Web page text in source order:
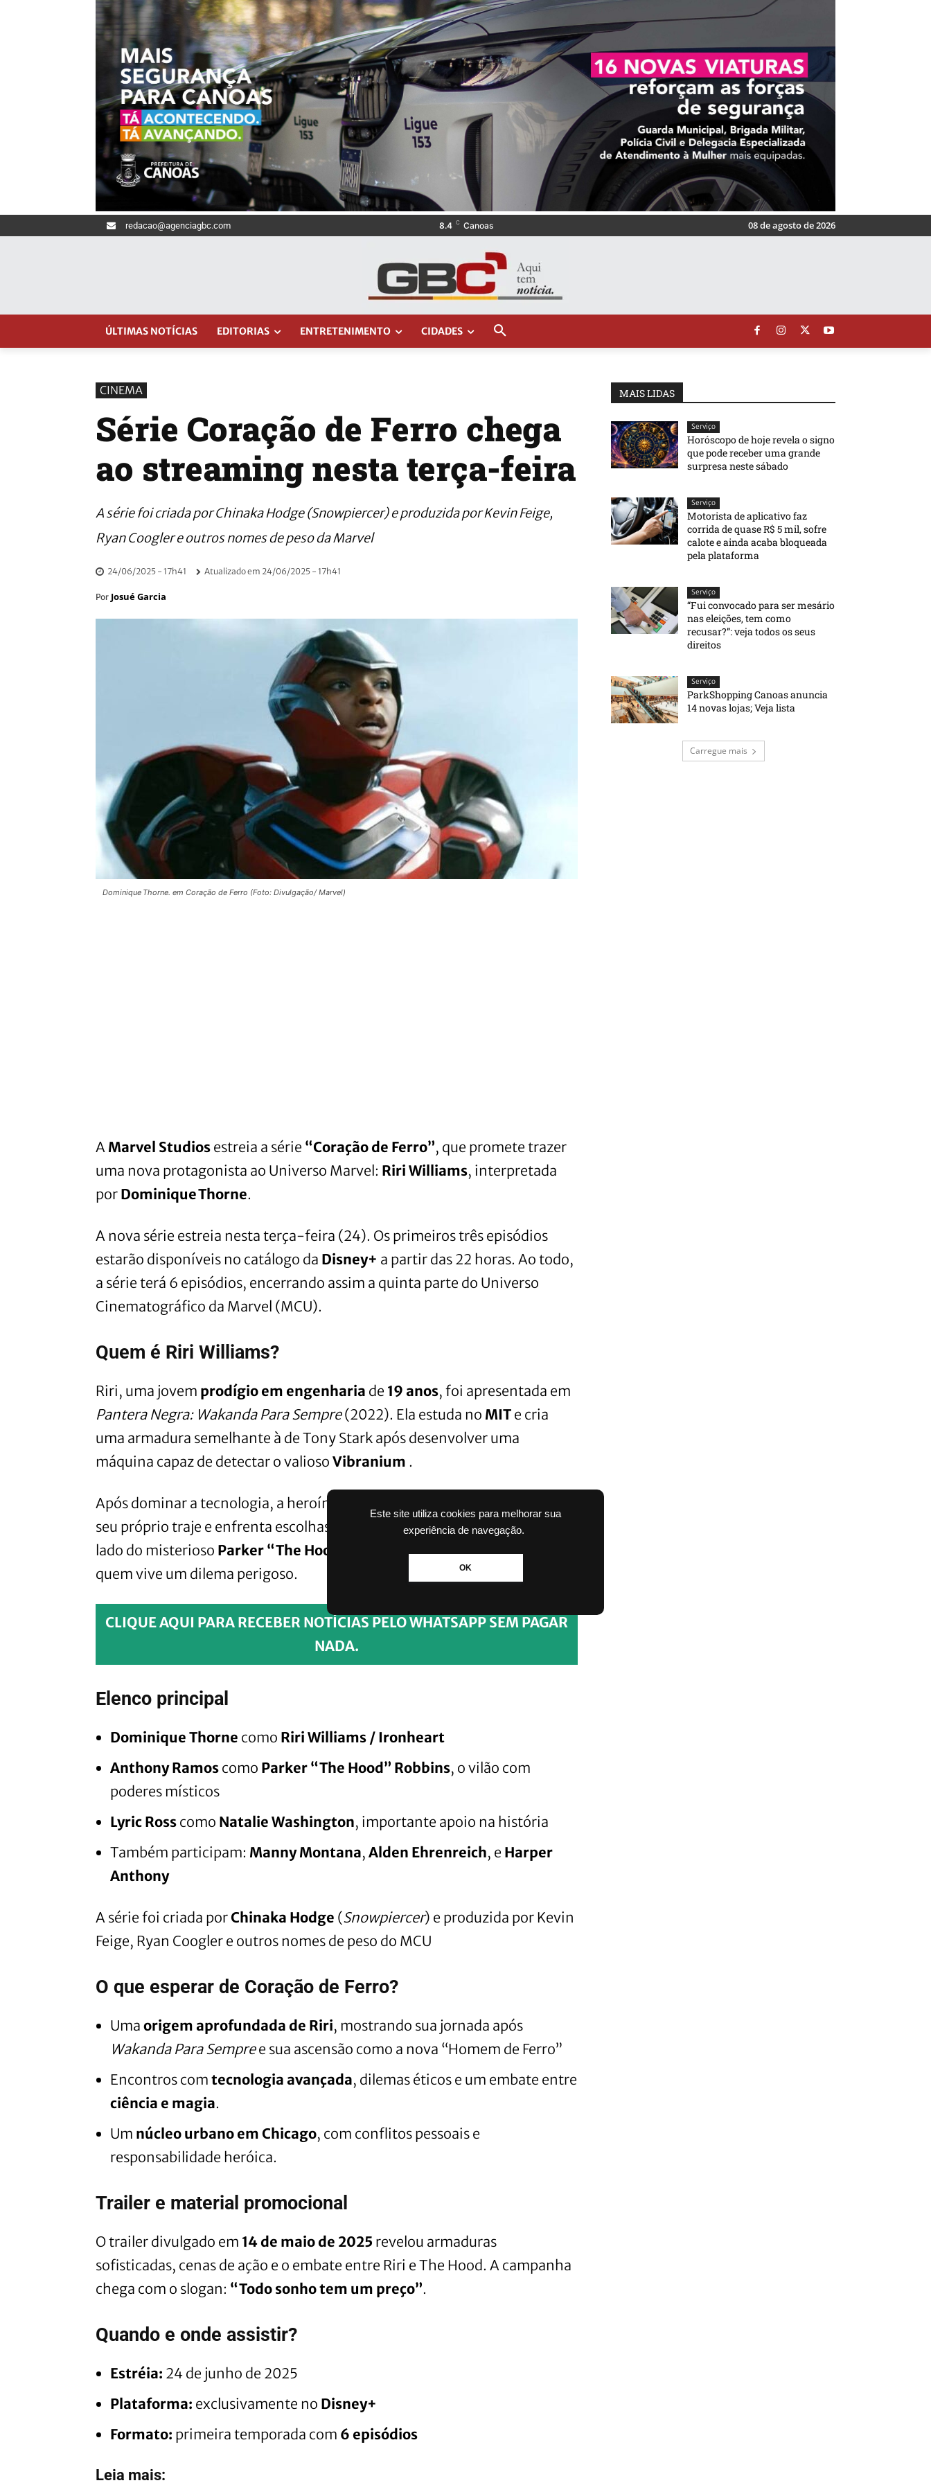
Este site utiliza cookies para melhorar sua
experiência de navegação.
OK
redacao@agenciagbc.com 8.4 C Canoas 08 de agosto de 2026
ÚLTIMAS NOTÍCIAS EDITORIAS ENTRETENIMENTO CIDADES
CINEMA
Série Coração de Ferro chega
ao streaming nesta terça-feira
A série foi criada por Chinaka Hodge (Snowpiercer) e produzida por Kevin Feige,
Ryan Coogler e outros nomes de peso da Marvel
24/06/2025 - 17h41 Atualizado em 24/06/2025 - 17h41
Por Josué Garcia
Dominique Thorne. em Coração de Ferro (Foto: Divulgação/ Marvel)
A Marvel Studios estreia a série “Coração de Ferro”, que promete trazer
uma nova protagonista ao Universo Marvel: Riri Williams, interpretada
por Dominique Thorne.
A nova série estreia nesta terça-feira (24). Os primeiros três episódios
estarão disponíveis no catálogo da Disney+ a partir das 22 horas. Ao todo,
a série terá 6 episódios, encerrando assim a quinta parte do Universo
Cinematográfico da Marvel (MCU).
Quem é Riri Williams?
Riri, uma jovem prodígio em engenharia de 19 anos, foi apresentada em
Pantera Negra: Wakanda Para Sempre(2022). Ela estuda no MIT e cria
uma armadura semelhante à de Tony Stark após desenvolver uma
máquina capaz de detectar o valioso Vibranium .
Após dominar a tecnologia, a heroína retorna à
seu próprio traje e enfrenta escolhas que misturamtecnologia e magia
lado do misterioso Parker “The Hood” Robbins
(Anthony Ramos), com
quem vive um dilema perigoso.
CLIQUE AQUI PARA RECEBER NOTÍCIAS PELO WHATSAPP SEM PAGAR
NADA.
Elenco principal
Dominique Thorne como Riri Williams / Ironheart
Anthony Ramos como Parker “The Hood” Robbins, o vilão com
poderes místicos
Lyric Ross como Natalie Washington, importante apoio na história
Também participam: Manny Montana, Alden Ehrenreich, e Harper
Anthony
A série foi criada porChinaka Hodge (Snowpiercer) e produzida por Kevin
Feige, Ryan Coogler e outros nomes de peso do MCU
O que esperar de Coração de Ferro?
Uma origem aprofundada de Riri, mostrando sua jornada após
Wakanda Para Sempree sua ascensão como a nova “Homem de Ferro”
Encontros com tecnologia avançada, dilemas éticos e um embate entre
ciência e magia.
Um núcleo urbano em Chicago, com conflitos pessoais e
responsabilidade heróica.
Trailer e material promocional
O trailer divulgado em 14 de maio de 2025 revelou armaduras
sofisticadas, cenas de ação e o embate entre Riri e The Hood. A campanha
chega com o slogan: “Todo sonho tem um preço”.
Quando e onde assistir?
Estréia: 24 de junho de 2025
Plataforma: exclusivamente no Disney+
Formato: primeira temporada com 6 episódios
Leia mais:
MAIS LIDAS
Serviço
Horóscopo de hoje revela o signo
que pode receber uma grande
surpresa neste sábado
Serviço
Motorista de aplicativo faz
corrida de quase R$ 5 mil, sofre
calote e ainda acaba bloqueada
pela plataforma
Serviço
“Fui convocado para ser mesário
nas eleições, tem como
recusar?”: veja todos os seus
direitos
Serviço
ParkShopping Canoas anuncia
14 novas lojas; Veja lista
Carregue mais